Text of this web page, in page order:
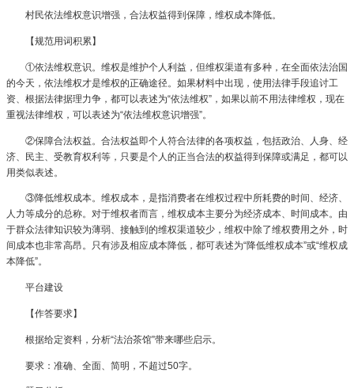
村民依法维权意识增强，合法权益得到保障，维权成本降低。
【规范用词积累】
①依法维权意识。维权是维护个人利益，但维权渠道有多种，在全面依法治国
的今天，依法维权才是维权的正确途径。如果材料中出现，使用法律手段追讨工
资、根据法律据理力争，都可以表述为“依法维权”，如果以前不用法律维权，现在
重视法律维权，可以表述为“依法维权意识增强”。
②保障合法权益。合法权益即个人符合法律的各项权益，包括政治、人身、经
济、民主、受教育权利等，只要是个人的正当合法的权益得到保障或满足，都可以
用类似表述。
③降低维权成本。维权成本，是指消费者在维权过程中所耗费的时间、经济、
人力等成分的总称。对于维权者而言，维权成本主要分为经济成本、时间成本。由
于群众法律知识较为薄弱、接触到的维权渠道较少，维权中除了维权费用之外，时
间成本也非常高昂。只有涉及相应成本降低，都可表述为“降低维权成本”或“维权成
本降低”。
平台建设
【作答要求】
根据给定资料，分析“法治茶馆”带来哪些启示。
要求：准确、全面、简明，不超过50字。